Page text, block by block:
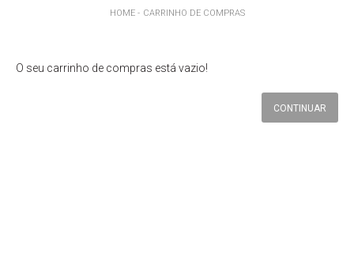
HOME CARRINHO DE COMPRAS
O seu carrinho de compras está vazio!
CONTINUAR